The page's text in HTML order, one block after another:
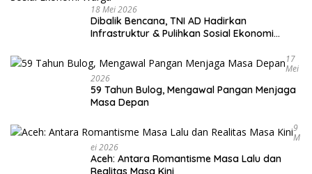
18 Mei 2026
Dibalik Bencana, TNI AD Hadirkan
Infrastruktur & Pulihkan Sosial Ekonomi
17
Mei
2026
59 Tahun Bulog, Mengawal Pangan Menjaga
Masa Depan
9
M
Ei 2026
Aceh: Antara Romantisme Masa Lalu dan
Realitas Masa Kini